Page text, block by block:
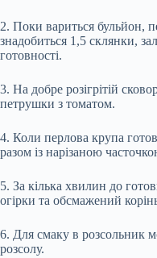
2. Поки вариться бульйон,
знадобиться 1,5 склянки,
готовності.
3. На добре розігрітій
петрушки з томатом.
4. Коли перлова крупа
разом із нарізаною
5. За кілька хвилин до
огірки та обсмажений
6. Для смаку в розсольник
розсолу.